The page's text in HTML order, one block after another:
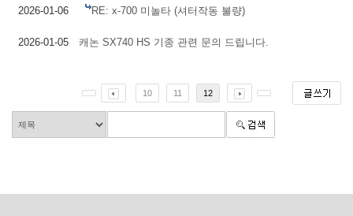
2026-01-06 RE: x-700 미놀타 (셔터작동 불량)
2026-01-05 캐논 SX740 HS 기종 관련 문의 드립니다.
10 11 12